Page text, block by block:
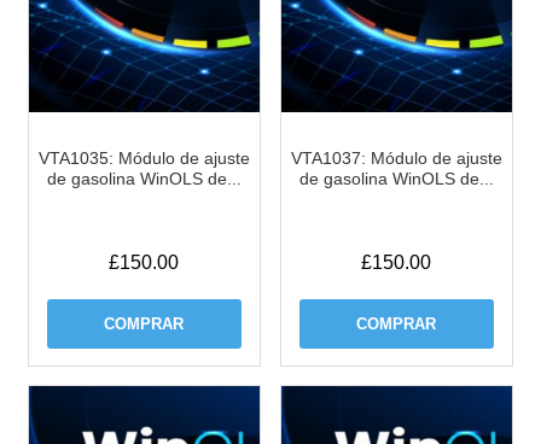
VTA1035: Módulo de ajuste
de gasolina WinOLS de...
£150.00
COMPRAR
VTA1037: Módulo de ajuste
de gasolina WinOLS de...
£150.00
COMPRAR